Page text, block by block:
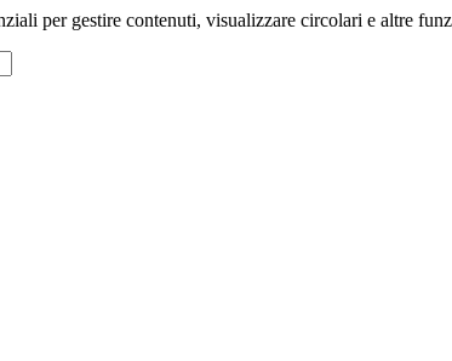
per gestire contenuti, visualizzare circolari e altre